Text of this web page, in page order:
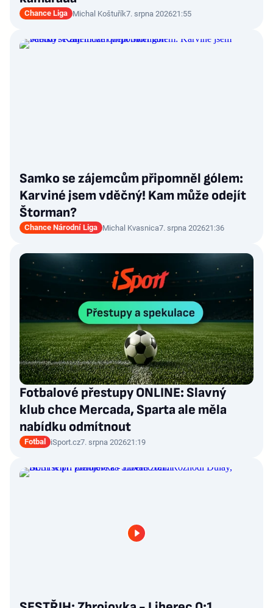
Chance Liga Michal Koštuřík7. srpna 202621:55
Samko se zájemcům připomněl gólem:
Karviné jsem vděčný! Kam může odejít
Štorman?
Chance Národní Liga Michal Kvasnica7. srpna 202621:36
Fotbalové přestupy ONLINE: Slavný
klub chce Mercada, Sparta ale měla
nabídku odmítnout
Fotbal iSport.cz7. srpna 202621:19